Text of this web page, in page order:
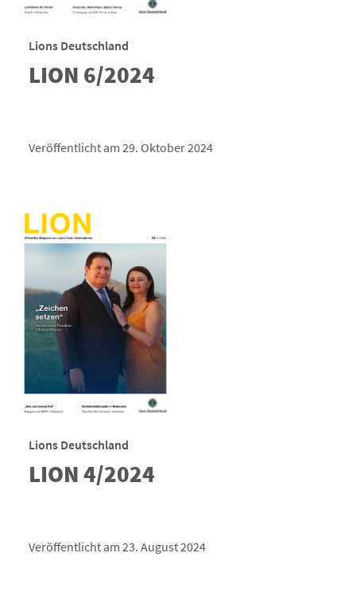
Lions Deutschland
LION 6/2024
Veröffentlicht am 29. Oktober 2024
Lions Deutschland
LION 4/2024
Veröffentlicht am 23. August 2024